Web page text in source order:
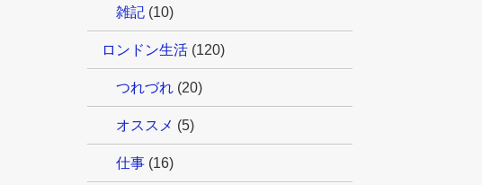
雑記 (10)
ロンドン生活 (120)
つれづれ (20)
オススメ (5)
仕事 (16)